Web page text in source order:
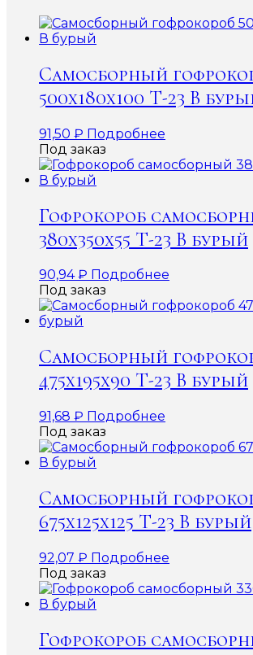
Самосборный
500х180х100 Т-23 В
91,50 ₽ Подробнее
Под заказ
Гофрокороб
380х350х55 Т-23 В бурый
90,94₽ Подробнее
Под заказ
Самосборный
475х195х90 Т-23 В бурый
91,68 ₽ Подробнее
Под заказ
Самосборный
675х125х125 Т-23 В бурый
92,07 ₽ Подробнее
Под заказ
Гофрокороб